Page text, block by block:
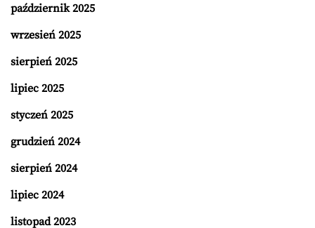
październik 2025
wrzesień 2025
sierpień 2025
lipiec 2025
styczeń 2025
grudzień 2024
sierpień 2024
lipiec 2024
listopad 2023